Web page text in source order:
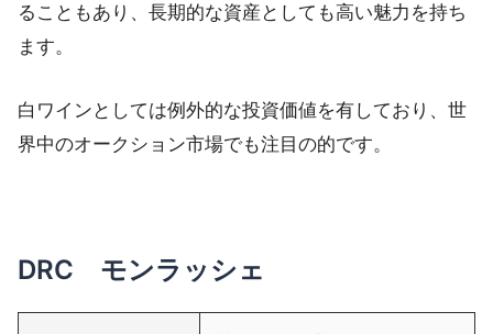
ることもあり、長期的な資産としても高い魅力を持ち
ます。
白ワインとしては例外的な投資価値を有しており、世
界中のオークション市場でも注目の的です。
DRC モンラッシェ